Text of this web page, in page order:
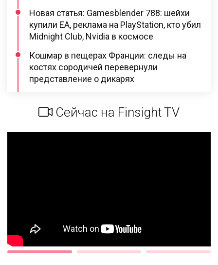
Новая статья: Gamesblender 788: шейхи
купили EA, реклама на PlayStation, кто убил
Midnight Club, Nvidia в космосе
Кошмар в пещерах Франции: следы на
костях сородичей перевернули
представление о дикарях
Сейчас на Finsight TV